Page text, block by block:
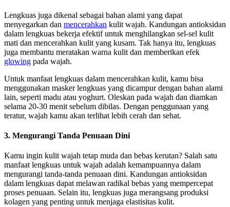
Lengkuas juga dikenal sebagai bahan alami yang dapat
menyegarkan dan mencerahkan kulit wajah. Kandungan antioksidan
dalam lengkuas bekerja efektif untuk menghilangkan sel-sel kulit
mati dan mencerahkan kulit yang kusam. Tak hanya itu, lengkuas
juga membantu meratakan warna kulit dan memberikan efek
glowing pada wajah.
Untuk manfaat lengkuas dalam mencerahkan kulit, kamu bisa
menggunakan masker lengkuas yang dicampur dengan bahan alami
lain, seperti madu atau yoghurt. Oleskan pada wajah dan diamkan
selama 20-30 menit sebelum dibilas. Dengan penggunaan yang
teratur, wajah kamu akan terlihat lebih cerah dan sehat.
3. Mengurangi Tanda Penuaan Dini
Kamu ingin kulit wajah tetap muda dan bebas kerutan? Salah satu
manfaat lengkuas untuk wajah adalah kemampuannya dalam
mengurangi tanda-tanda penuaan dini. Kandungan antioksidan
dalam lengkuas dapat melawan radikal bebas yang mempercepat
proses penuaan. Selain itu, lengkuas juga merangsang produksi
kolagen yang penting untuk menjaga elastisitas kulit.